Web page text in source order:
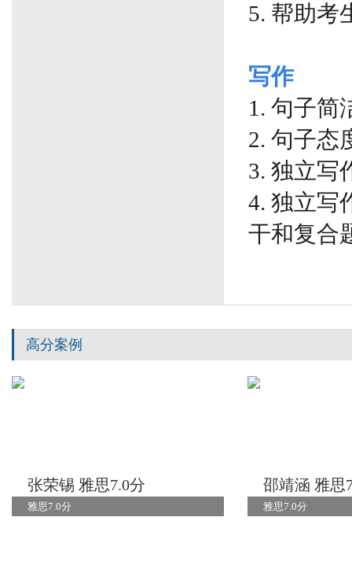
5. 帮助考
写作
1. 句子简
2. 句子态
3. 独立写
4. 独立写
干和复合
高分案例
张荣锡 雅思7.0分
雅思7.0分
邵靖涵 雅思
雅思7.0分